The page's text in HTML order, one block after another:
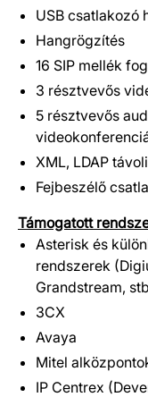
USB csatlakozó
Hangrögzítés
16 SIP mellék
3 résztvevős
5 résztvevős
XML, LDAP
Fejbeszélő
Támogatott
Asterisk és
rendszerek
Grandstream,
3CX
Avaya
Mitel
IP Centrex